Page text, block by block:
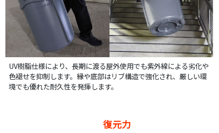
UV樹脂仕様により、長期に渡る屋外使用でも紫外線による劣化や
色褪せを抑制します。縁や底部はリブ構造で強化され、厳しい環
境でも優れた耐久性を発揮します。
復元力